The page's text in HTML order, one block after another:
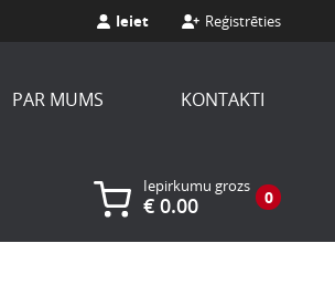
Ieiet Reģistrēties
PAR MUMS KONTAKTI
0
Iepirkumu grozs
€ 0.00